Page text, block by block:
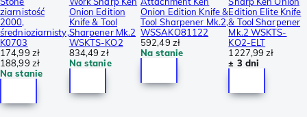
ziarnistość
2000,
średnioziarnisty,
K0703
174,99 zł
188,99 zł
Na stanie
Onion Edition
Knife & Tool
Sharpener Mk.2
WSKTS-KO2
834,49 zł
Na stanie
Onion Edition Knife &
Tool Sharpener Mk.2,
WSSAKO81122
592,49 zł
Na stanie
Edition Elite Knife
& Tool Sharpener
Mk.2 WSKTS-
KO2-ELT
1227,99 zł
± 3 dni